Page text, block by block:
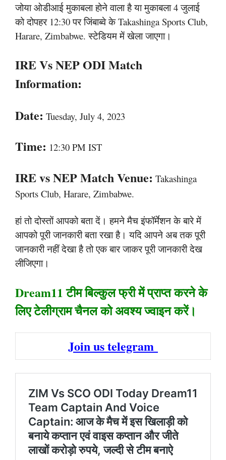
जोया ओडीआई मुकाबला होने वाला है या मुकाबला 4 जुलाई
को दोपहर 12:30 पर जिंबाब्वे के Takashinga Sports Club,
Harare, Zimbabwe. स्टेडियम में खेला जाएगा।
IRE Vs NEP ODI Match
Information:
Date: Tuesday, July 4, 2023
Time: 12:30 PM IST
IRE vs NEP Match Venue: Takashinga
Sports Club, Harare, Zimbabwe.
हां तो दोस्तों आपको बता दें। हमने मैच इंफॉर्मेशन के बारे में
आपको पूरी जानकारी बता रखा है। यदि आपने अब तक पूरी
जानकारी नहीं देखा है तो एक बार जाकर पूरी जानकारी देख
लीजिएगा।
Dream11 टीम बिल्कुल फ्री में प्राप्त करने के
लिए टेलीग्राम चैनल को अवश्य ज्वाइन करें।
Join us telegram